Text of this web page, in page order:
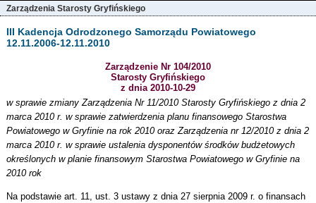
Zarządzenia Starosty Gryfińskiego
III Kadencja Odrodzonego Samorządu Powiatowego
12.11.2006-12.11.2010
Zarządzenie Nr 104/2010
Starosty Gryfińskiego
z dnia 2010-10-29
w sprawie zmiany Zarządzenia Nr 11/2010 Starosty Gryfińskiego z dnia 2
marca 2010 r. w sprawie zatwierdzenia planu finansowego Starostwa
Powiatowego w Gryfinie na rok 2010 oraz Zarządzenia nr 12/2010 z dnia 2
marca 2010 r. w sprawie ustalenia dysponentów środków budżetowych
określonych w planie finansowym Starostwa Powiatowego w Gryfinie na
2010 rok
Na podstawie art. 11, ust. 3 ustawy z dnia 27 sierpnia 2009 r. o finansach